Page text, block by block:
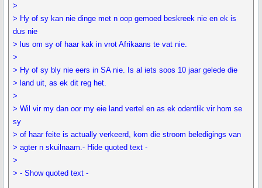
>
> Hy of sy kan nie dinge met n oop gemoed beskreek nie en ek is
dus nie
> lus om sy of haar kak in vrot Afrikaans te vat nie.
>
> Hy of sy bly nie eers in SA nie. Is al iets soos 10 jaar gelede die
> land uit, as ek dit reg het.
>
> Wil vir my dan oor my eie land vertel en as ek odentlik vir hom se
sy
> of haar feite is actually verkeerd, kom die stroom beledigings van
> agter n skuilnaam.- Hide quoted text -
>
> - Show quoted text -